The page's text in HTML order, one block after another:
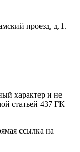
проезд, д.1.
характер и не
статьей 437 ГК
ссылка на